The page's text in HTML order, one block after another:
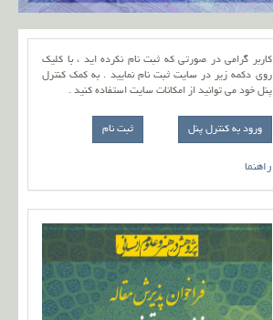
کاربر گرامی در صورتی که ثبت نام نکرده اید ، با کلیک
روی دکمه زیر در سایت ثبت نام نمایید . به کمک کنترل
پنل خود می توانید از امکانات سایت استفاده کنید .
ورود به کنترل پنل
راهنما